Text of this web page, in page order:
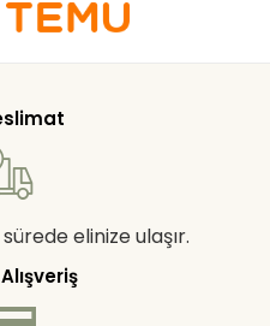
elinize ulaşır.